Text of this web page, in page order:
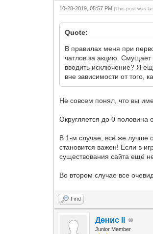
10-28-2019, 05:57 PM(This post was
Quote:
В правилах меня при
чатлов за акцию. Смущает
вводить исключение? Я
вне зависимости от того,
Не совсем понял, что вы
Округляется до 0 половина
В 1-м случае, всё же лучше
становится важен! Если в
существования сайта ещё
Во втором случае все
Find
Денис II
Junior Member